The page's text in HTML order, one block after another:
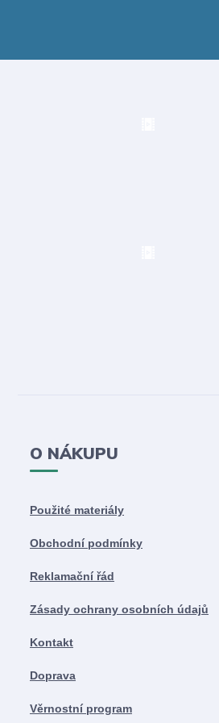
O NÁKUPU
Použité materiály
Obchodní podmínky
Reklamační řád
Zásady ochrany osobních údajů
Kontakt
Doprava
Věrnostní program